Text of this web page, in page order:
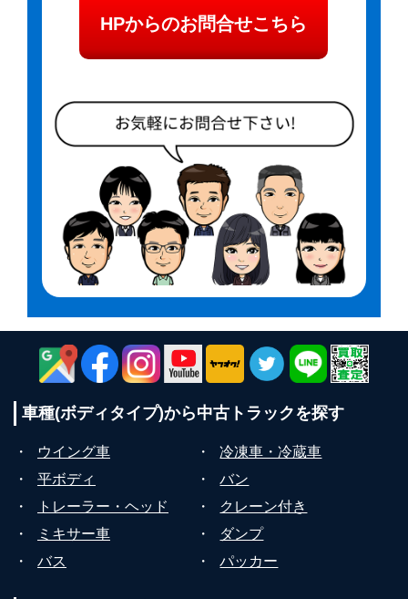
HPからのお問合せこちら
車種(ボディタイプ)から中古トラックを探す
・ ウイング車 ・
冷凍車・冷蔵車
・
平ボディ ・
バン
・
トレーラー・ヘッド ・
クレーン付き
・
ミキサー車 ・
ダンプ
・
バス ・ パッカー